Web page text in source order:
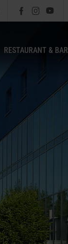
l é m
RESTAURANT & BAR